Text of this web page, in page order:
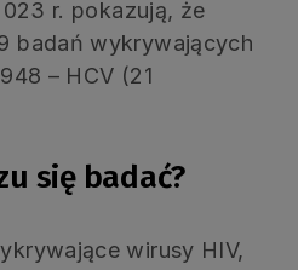
r. pokazują, że
badań wykrywających
– HCV (21
się badać?
wirusy HIV,